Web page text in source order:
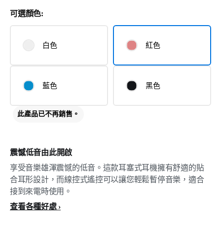
震憾低音由此開啟
享受音樂雄渾震憾的低音。這款耳塞式耳機擁有舒適的貼
合耳形設計，而線控式遙控可以讓您輕鬆暫停音樂，適合
接到來電時使用。
查看各種好處
可選顏色:
白色 紅色
藍色 黑色
此產品已不再銷售。